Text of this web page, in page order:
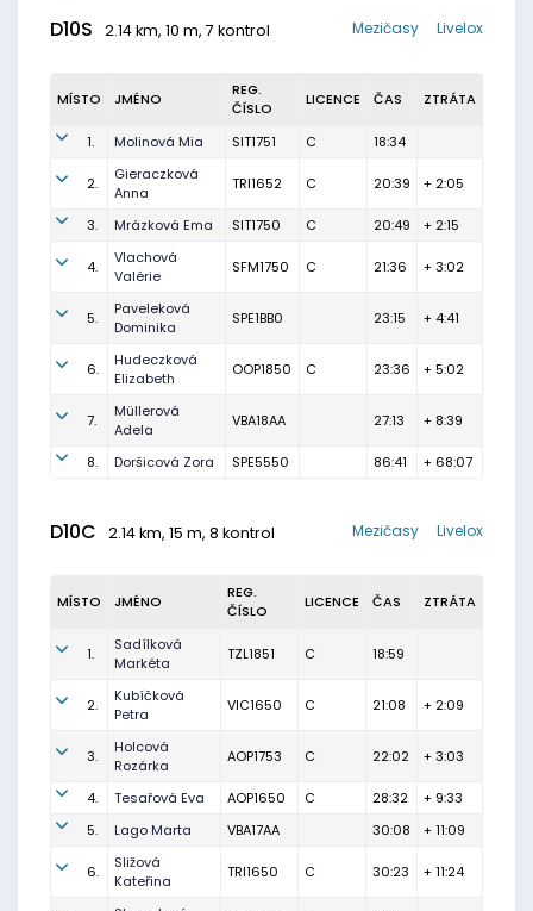
D10S 2.14 km, 10 m, 7 kontrol Livelox
Mezičasy
MÍSTO JMÉNO
REG.
ČÍSLO
LICENCE ČAS ZTRÁTA
1. Molinová Mia SIT1751 C 18:34
2.
Gieraczková
Anna
TRI1652 C 20:39 + 2:05
3. Mrázková Ema SIT1750 C 20:49 + 2:15
4.
Vlachová
Valérie
SFM1750 C 21:36 + 3:02
5.
Paveleková
Dominika
SPE1BB0 23:15 + 4:41
6.
Hudeczková
Elizabeth
OOP1850 C 23:36 + 5:02
7.
Müllerová
Adela
VBA18AA 27:13 + 8:39
8. Doršicová Zora SPE5550 86:41 + 68:07
D10C 2.14 km, 15 m, 8 kontrol Livelox
Mezičasy
MÍSTO JMÉNO
REG.
ČÍSLO
LICENCE ČAS ZTRÁTA
1.
Sadílková
Markéta
TZL1851 C 18:59
2.
Kubíčková
Petra
VIC1650 C 21:08 + 2:09
3.
Holcová
Rozárka
AOP1753 C 22:02 + 3:03
4. Tesařová Eva AOP1650 C 28:32
+ 9:33
5.
Lago Marta VBA17AA 30:08 + 11:09
6.
Sližová
Kateřina
TRI1650 C 30:23 + 11:24